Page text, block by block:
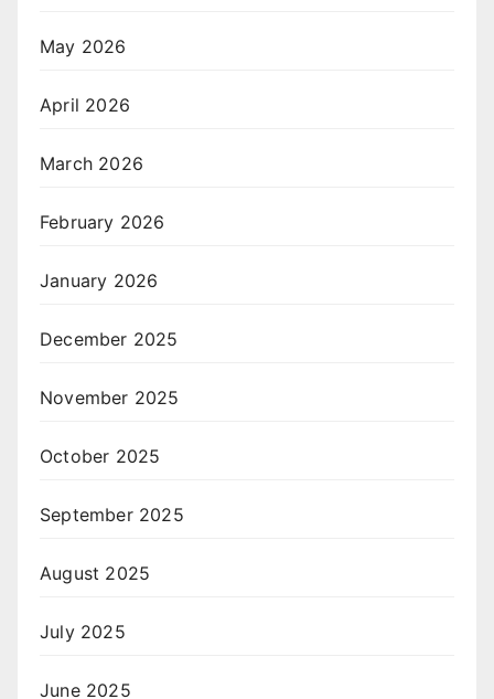
May 2026
April 2026
March 2026
February 2026
January 2026
December 2025
November 2025
October 2025
September 2025
August 2025
July 2025
June 2025